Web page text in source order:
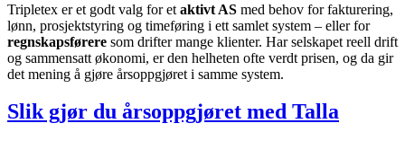
Tripletex er et godt valg for et aktivt AS med behov for fakturering,
lønn, prosjektstyring og timeføring i ett samlet system – eller for
regnskapsførere som drifter mange klienter. Har selskapet reell drift
og sammensatt økonomi, er den helheten ofte verdt prisen, og da gir
det mening å gjøre årsoppgjøret i samme system.
Slik gjør du årsoppgjøret med Talla